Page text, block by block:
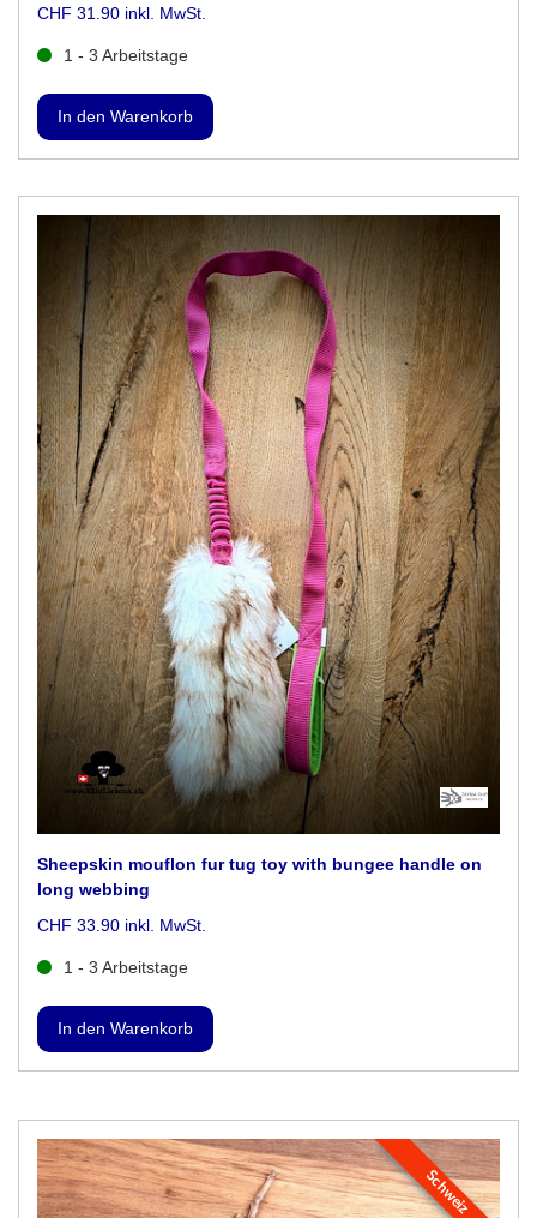
CHF 31.90 inkl. MwSt.
1 - 3 Arbeitstage
Sheepskin mouflon fur tug toy with bungee handle on
long webbing
CHF 33.90 inkl. MwSt.
1 - 3 Arbeitstage
Schweiz